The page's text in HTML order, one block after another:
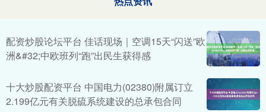
配资炒股论坛平台 佳话现场｜空调15天“闪送”欧
洲&#32;中欧班列“跑”出民生获得感
十大炒股配资平台 中国电力(02380)附属订立
2.199亿元有关脱硫系统建设的总承包合同